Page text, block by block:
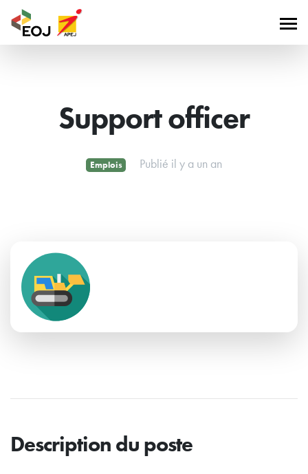
Support officer
Emplois Publié il y a un an
Description du poste